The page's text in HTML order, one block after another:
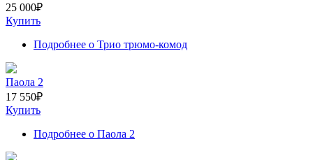
25 000₽
Купить
Подробнее о Трио трюмо-комод
Паола 2
17 550₽
Купить
Подробнее о Паола 2